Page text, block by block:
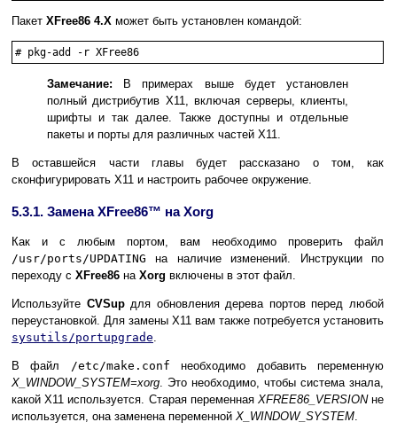
Пакет XFree86 4.X может быть установлен командой:
# pkg-add -r XFree86
Замечание: В примерах выше будет установлен
полный дистрибутив X11, включая серверы, клиенты,
шрифты и так далее. Также доступны и отдельные
пакеты и порты для различных частей X11.
В оставшейся части главы будет рассказано о том, как
сконфигурировать X11 и настроить рабочее окружение.
5.3.1. ЗаменаXFree86™ наXorg
Как и с любым портом, вам необходимо проверить файл
/usr/ports/UPDATING на наличие изменений. Инструкции по
переходу с XFree86 на Xorg включены в этот файл.
Используйте CVSupдля обновления дерева портов перед любой
переустановкой. Для замены X11 вам также потребуется установить
sysutils/portupgrade.
В файл /etc/make.conf необходимо добавить переменную
X_WINDOW_SYSTEM=xorg. Это необходимо, чтобы система знала,
какой X11 используется. Старая переменная XFREE86_VERSIONне
используется, она заменена переменной X_WINDOW_SYSTEM.